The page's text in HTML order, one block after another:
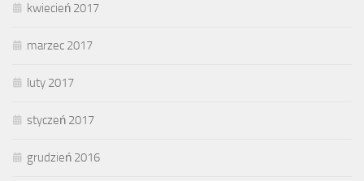
kwiecień 2017
marzec 2017
luty 2017
styczeń 2017
grudzień 2016